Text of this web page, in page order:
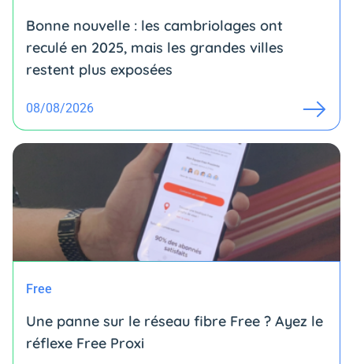
Bonne nouvelle : les cambriolages ont
reculé en 2025, mais les grandes villes
restent plus exposées
08/08/2026
Free
Une panne sur le réseau fibre Free ? Ayez le
réflexe Free Proxi